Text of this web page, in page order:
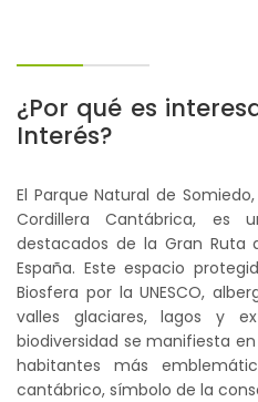
¿Por qué es
Interés?
El Parque Natural de
Cordillera Cantábrica, es
destacados de la Gran Ruta
España. Este espacio
Biosfera por la UNESCO,
valles glaciares, lagos y
biodiversidad se manifiesta
habitantes más
cantábrico, símbolo de la